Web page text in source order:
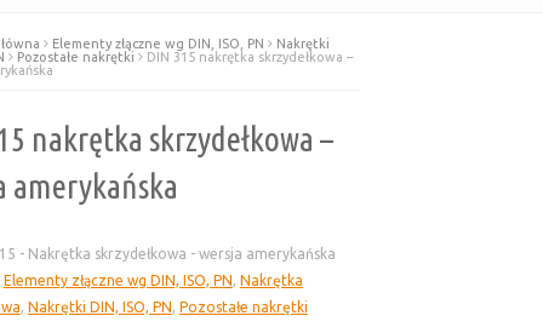
Elementy złączne wg DIN, ISO, PN
Nakrętki
Pozostałe nakrętki
DIN 315 nakrętka skrzydełkowa –
nakrętka skrzydełkowa –
amerykańska
- Nakrętka skrzydełkowa - wersja amerykańska
Elementy złączne wg DIN, ISO, PN, Nakrętka
, Nakrętki DIN, ISO, PN, Pozostałe nakrętki